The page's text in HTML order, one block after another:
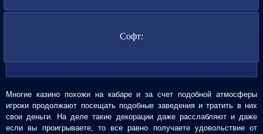
Софт:
Многие казино похожи на кабаре и за счет подобной атмосферы
игроки продолжают посещать подобные заведения и тратить в них
свои деньги. На деле такие декорации даже расслабляют и даже
если вы проигрываете, то все равно получаете удовольствие от